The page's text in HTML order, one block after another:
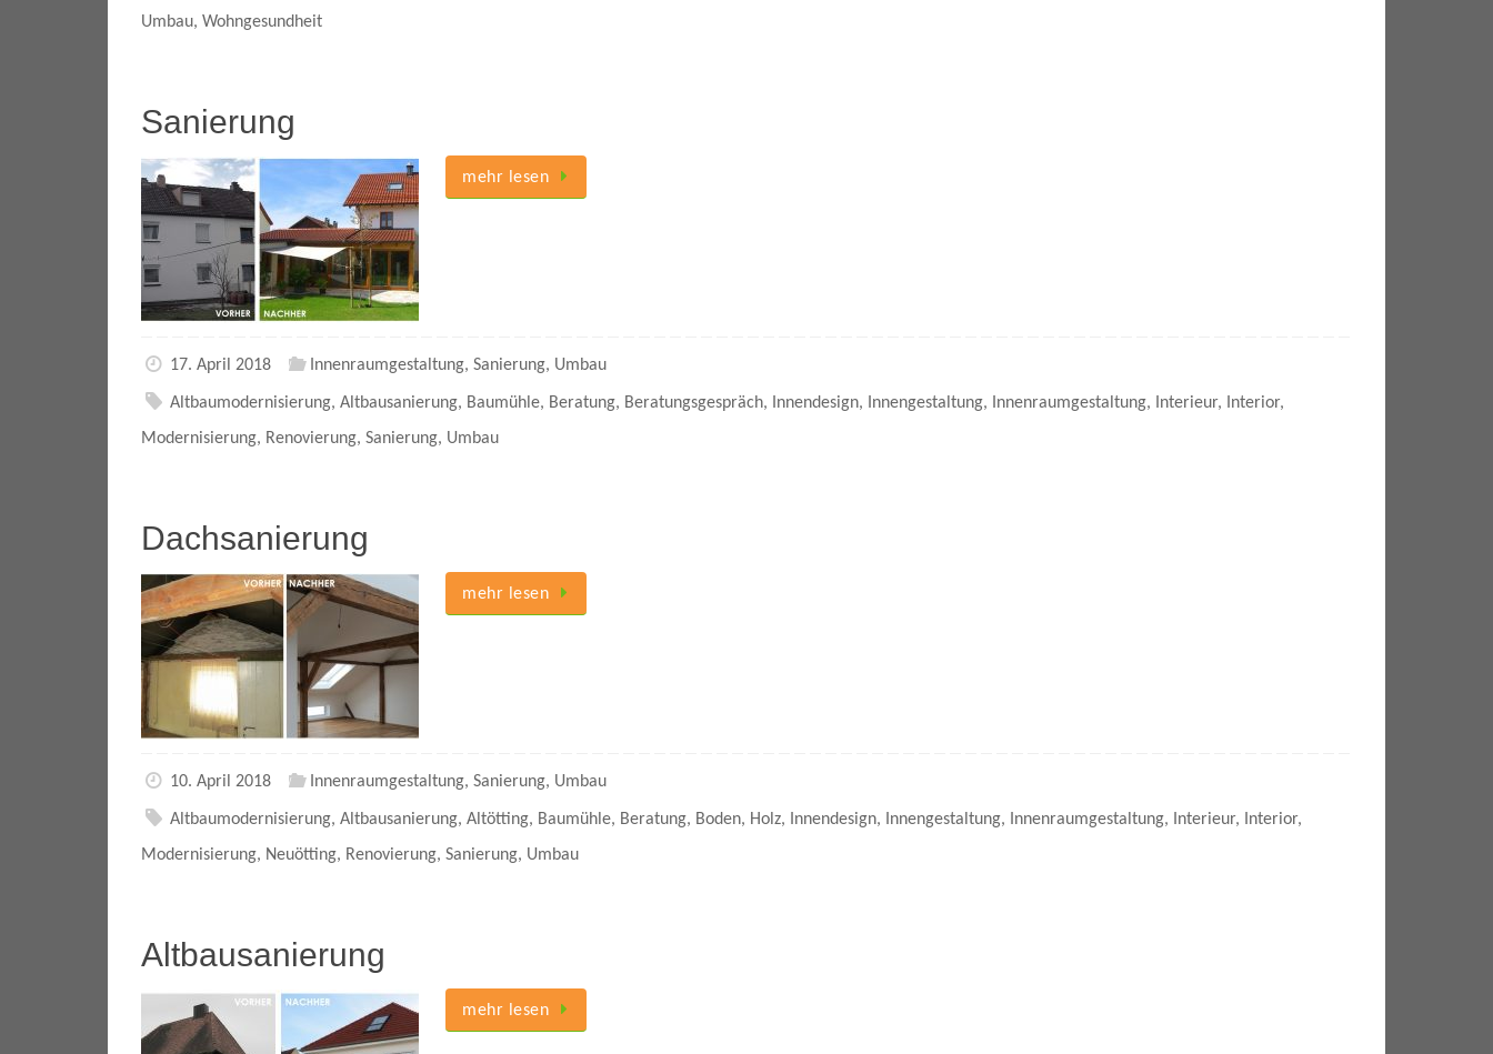
Umbau, Wohngesundheit
Sanierung
mehr lesen
17. April 2018 Innenraumgestaltung, Sanierung, Umbau
Altbaumodernisierung,Altbausanierung, Baumühle, Beratung, Beratungsgespräch, Innendesign, Innengestaltung, Innenraumgestaltung, Interieur, Interior,
Modernisierung, Renovierung, Sanierung, Umbau
Dachsanierung
mehr lesen
10. April 2018 Innenraumgestaltung, Sanierung, Umbau
Altbaumodernisierung,Altbausanierung,Altötting, Baumühle, Beratung, Boden, Holz, Innendesign, Innengestaltung, Innenraumgestaltung, Interieur, Interior,
Modernisierung, Neuötting, Renovierung, Sanierung, Umbau
Altbausanierung
mehr lesen